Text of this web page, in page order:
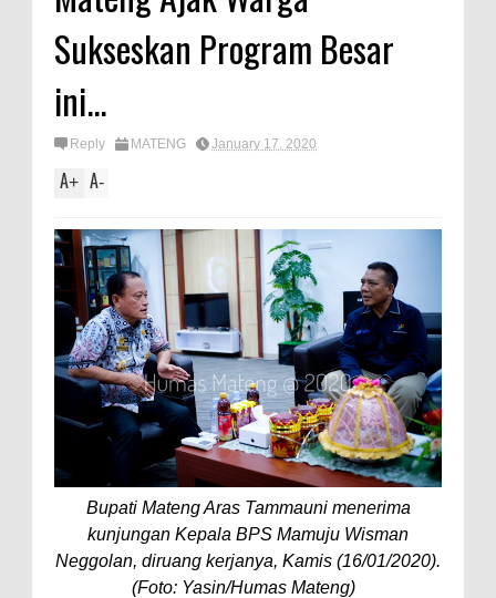
Sukseskan Program Besar
ini...
Reply MATENG January 17, 2020
A+ A-
Bupati Mateng Aras Tammauni menerima
kunjungan Kepala BPS Mamuju Wisman
Neggolan, diruang kerjanya, Kamis (16/01/2020).
(Foto: Yasin/Humas Mateng)